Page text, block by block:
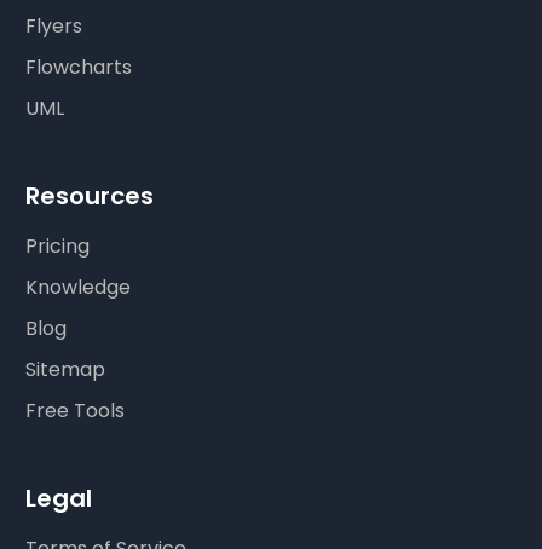
Flyers
Flowcharts
UML
Resources
Pricing
Knowledge
Blog
Sitemap
Free Tools
Legal